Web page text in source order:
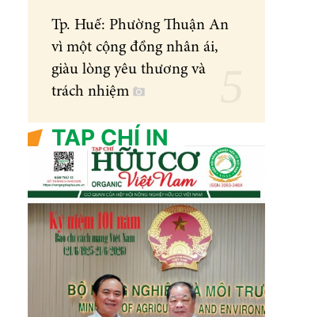
Tp. Huế: Phường Thuận An
vì một cộng đồng nhân ái,
giàu lòng yêu thương và
trách nhiệm
TẠP CHÍ IN